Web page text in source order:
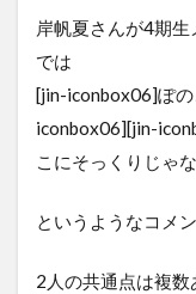
岸帆夏さんが4期
では
[jin-iconbox06]ぽ
iconbox06][jin-
こにそっくりじゃ
というようなコメ
2人の共通点は複